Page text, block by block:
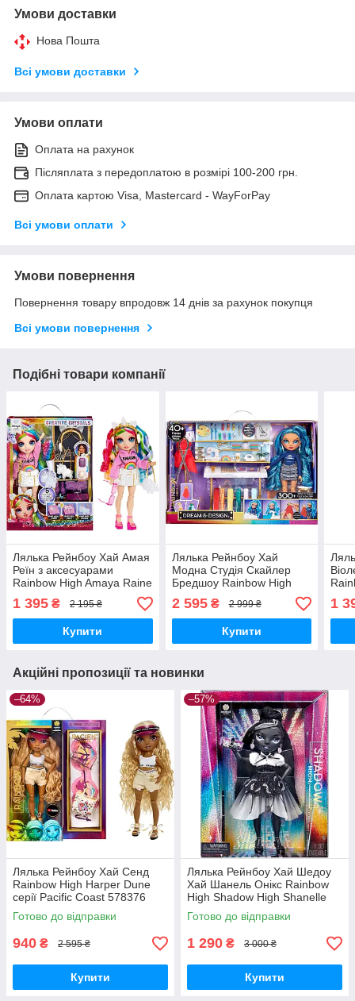
Умови доставки
Нова Пошта
Всі умови доставки
Умови оплати
Оплата на рахунок
Післяплата з передоплатою в розмірі 100-200 грн.
Оплата картою Visa, Mastercard - WayForPay
Всі умови оплати
Умови повернення
Повернення товару впродовж 14 днів за рахунок покупця
Всі умови повернення
Подібні товари компанії
Лялька Рейнбоу Хай Амая
Реїн з аксесуарами
Rainbow High Amaya Raine
серії Creative Crystals
121411 Оригінал
MyDoll.com.ua
1 395 ₴ 2 195 ₴
Купити
Лялька Рейнбоу Хай
Модна Студія Скайлер
Бредшоу Rainbow High
Dream & Design Fashion
Studio 587514 MGA
Оригінал MyDoll.com.ua
2 595₴ 2 999 ₴
Купити
1
Акційні пропозиції та новинки
–64%
Лялька Рейнбоу Хай Сенд
Rainbow High Harper Dune
серії Pacific Coast 578376
MGA Оригінал MyDoll.com.ua
Готово до відправки
940 ₴ 2 595 ₴
Купити
–57%
Лялька Рейнбоу Хай Шедоу
Хай Шанель Онікс Rainbow
High Shadow High Shanelle
Onyx 549970 MGA Оригінал
MyDoll.com.ua
Готово до відправки
1 290 ₴ 3 000 ₴
Купити